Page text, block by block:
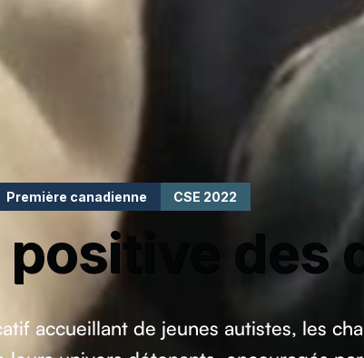
Première canadienne CSE 2022
des
accueillant de jeunes autistes, les